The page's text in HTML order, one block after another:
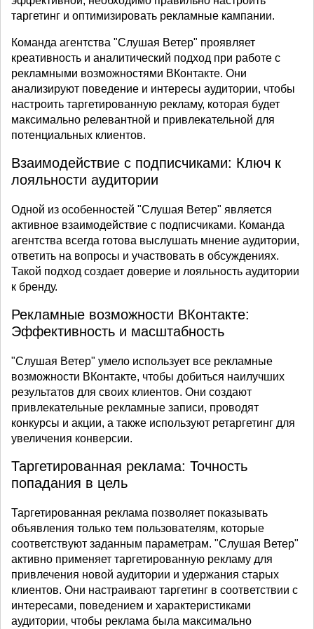
таргетинг и оптимизировать рекламные кампании.
Команда агентства "Слушая Ветер" проявляет
креативность и аналитический подход при работе с
рекламными возможностями ВКонтакте. Они
анализируют поведение и интересы аудитории, чтобы
настроить таргетированную рекламу, которая будет
максимально релевантной и привлекательной для
потенциальных клиентов.
Взаимодействие с подписчиками: Ключ к
лояльности аудитории
Одной из особенностей "Слушая Ветер" является
активное взаимодействие с подписчиками. Команда
агентства всегда готова выслушать мнение аудитории,
ответить на вопросы и участвовать в обсуждениях.
Такой подход создает доверие и лояльность аудитории
к бренду.
Рекламные возможности ВКонтакте:
Эффективность и масштабность
"Слушая Ветер" умело использует все рекламные
возможности ВКонтакте, чтобы добиться наилучших
результатов для своих клиентов. Они создают
привлекательные рекламные записи, проводят
конкурсы и акции, а также используют ретаргетинг для
увеличения конверсии.
Таргетированная реклама: Точность
попадания в цель
Таргетированная реклама позволяет показывать
объявления только тем пользователям, которые
соответствуют заданным параметрам. "Слушая Ветер"
активно применяет таргетированную рекламу для
привлечения новой аудитории и удержания старых
клиентов. Они настраивают таргетинг в соответствии с
интересами, поведением и характеристиками
аудитории, чтобы реклама была максимально